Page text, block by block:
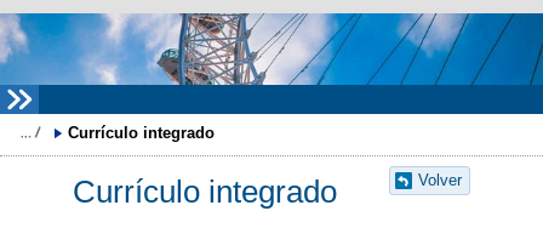
Currículo integrado
Volver
Currículo integrado